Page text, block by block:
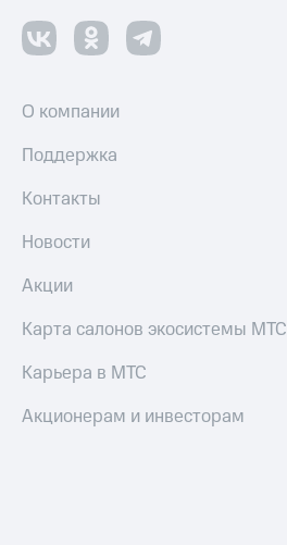
О компании
Поддержка
Контакты
Новости
Акции
Карта салонов экосистемы МТС
Карьера в МТС
Акционерам и инвесторам